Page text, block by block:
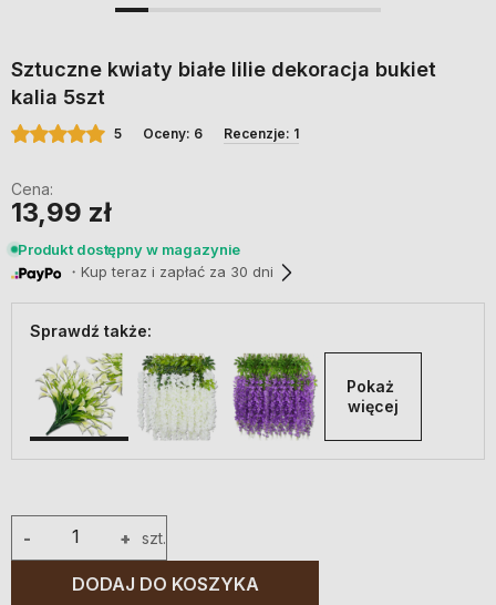
Sztuczne kwiaty białe lilie dekoracja bukiet
kalia 5szt
5 Oceny: 6 Recenzje: 1
Cena:
13,99 zł
Produkt dostępny w magazynie
・Kup teraz i zapłać za 30 dni
Sprawdź także:
Pokaż
więcej
+
- szt.
DODAJ DO KOSZYKA